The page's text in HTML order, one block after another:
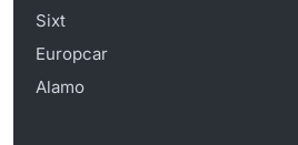
Sixt
Europcar
Alamo